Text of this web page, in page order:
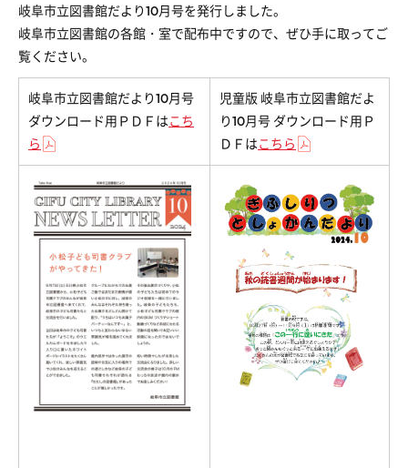
岐阜市立図書館だより10月号を発行しました。
岐阜市立図書館の各館・室で配布中ですので、ぜひ手に取ってご
覧ください。
岐阜市立図書館だより10月号
ダウンロード用ＰＤＦはこち
ら
児童版 岐阜市立図書館だよ
り10月号 ダウンロード用Ｐ
ＤＦはこちら